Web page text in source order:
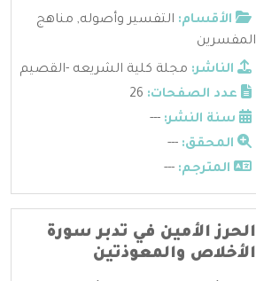
الأقسام: التفسير وأصوله, مناهج
المفسرين
الناشر: مجلة كلية الشريعه -القصيم
عدد الصفحات:
سنة النشر: ---
المحقق: ---
المترجم: ---
الحرز الأمين في تدبر سورة
الأخلاص والمعوذتين